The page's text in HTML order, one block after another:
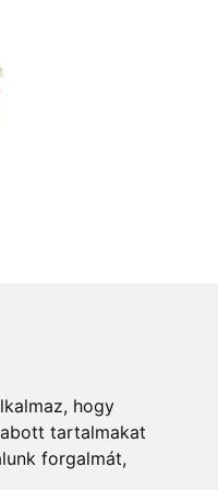
hogy
tartalmakat
forgalmát,